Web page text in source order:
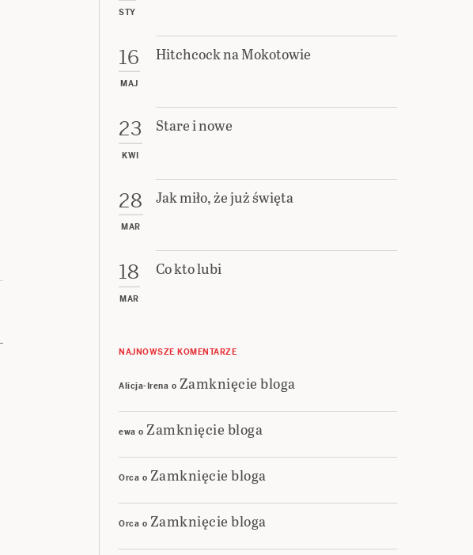
STY
16
MAJ
Hitchcock na Mokotowie
23
KWI
Stare i nowe
28
MAR
Jak miło, że już święta
18
MAR
Co kto lubi
NAJNOWSZE KOMENTARZE
Alicja-Irena o Zamknięcie bloga
ewa o Zamknięcie bloga
Orca o Zamknięcie bloga
Orca o Zamknięcie bloga